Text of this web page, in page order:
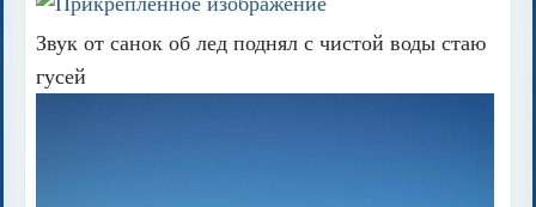
Звук от санок об лед поднял с чистой воды стаю
гусей